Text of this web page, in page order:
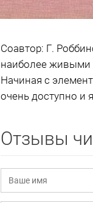
Соавтор: Г.
наиболее живыми
Начиная с
очень доступно и
Отзывы